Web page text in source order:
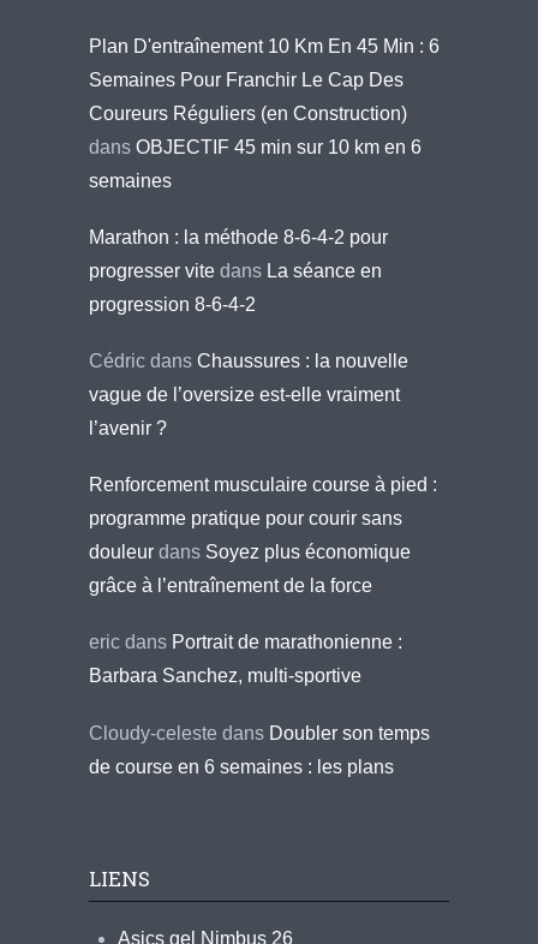
Plan D'entraînement 10 Km En 45 Min : 6
Semaines Pour Franchir Le Cap Des
Coureurs Réguliers (en Construction)
dans OBJECTIF 45 min sur 10 km en 6
semaines
Marathon : la méthode 8-6-4-2 pour
progresser vite dans La séance en
progression 8-6-4-2
Cédric dans Chaussures : la nouvelle
vague de l’oversize est-elle vraiment
l’avenir ?
Renforcement musculaire course à pied :
programme pratique pour courir sans
douleur dans Soyez plus économique
grâce à l’entraînement de la force
eric dans Portrait de marathonienne :
Barbara Sanchez, multi-sportive
Cloudy-celeste dans Doubler son temps
de course en 6 semaines : les plans
LIENS
Asics gel Nimbus 26